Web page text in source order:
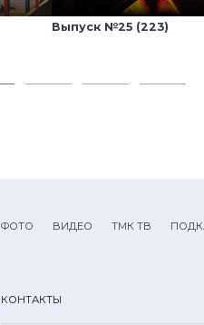
Выпуск №25 (223)
ФОТО ВИДЕО ТМК ТВ
КОНТАКТЫ